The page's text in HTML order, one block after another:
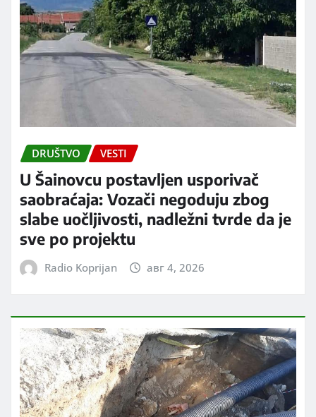
DRUŠTVO VESTI
U Šainovcu postavljen usporivač
saobraćaja: Vozači negoduju zbog
slabe uočljivosti, nadležni tvrde da je
sve po projektu
Radio Koprijan авг 4, 2026